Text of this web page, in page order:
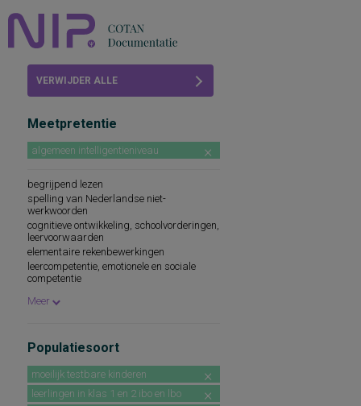
VERWIJDER ALLE
Meetpretentie
algemeen intelligentieniveau
begrijpend lezen
spelling van Nederlandse niet-
werkwoorden
cognitieve ontwikkeling, schoolvorderingen,
leervoorwaarden
elementaire rekenbewerkingen
leercompetentie, emotionele en sociale
competentie
Meer
Populatiesoort
moeilijk testbare kinderen
leerlingen in klas 1 en 2 ibo en lbo